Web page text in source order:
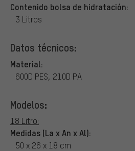
Contenido bolsa de hidratación:
3 Litros
Datos técnicos:
Material:
600D PES, 210D PA
Modelos:
18 Litro:
Medidas (La x An x Al):
50 x 26 x 18 cm